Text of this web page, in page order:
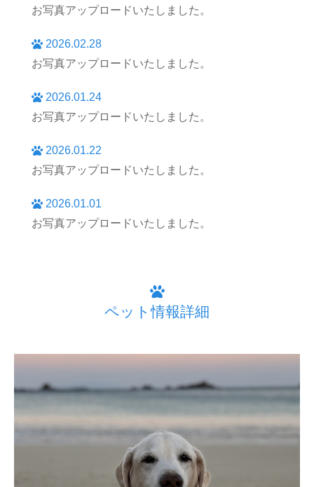
お写真アップロードいたしました。
2026.02.28
お写真アップロードいたしました。
2026.01.24
お写真アップロードいたしました。
2026.01.22
お写真アップロードいたしました。
2026.01.01
お写真アップロードいたしました。
ペット情報詳細